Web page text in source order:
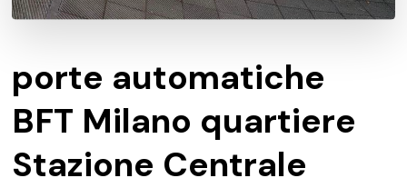
porte automatiche
BFT Milano quartiere
Stazione Centrale